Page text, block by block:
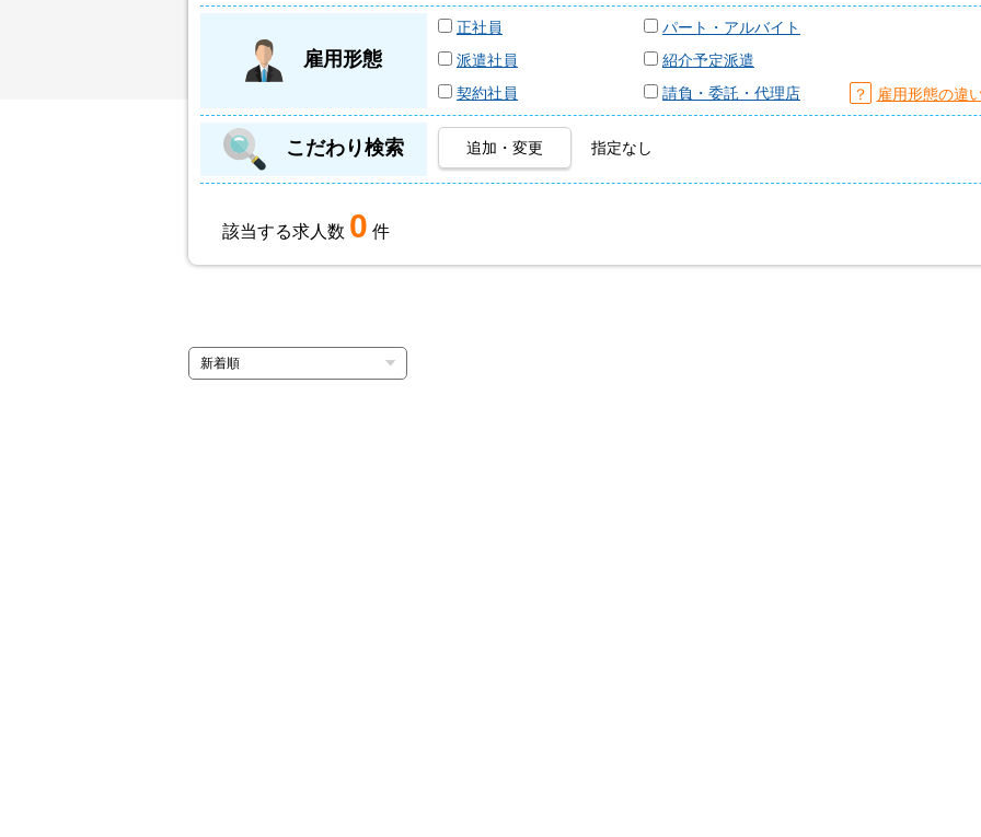
雇用形態
正社員
パート・アルバイト
派遣社員
紹介予定派遣
契約社員
請負・委託・代理店 ？ 雇用形態の違
こだわり検索 追加・変更 指定なし
該当する求人数 0 件